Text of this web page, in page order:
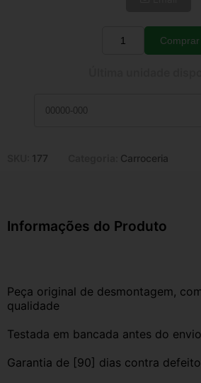
Comprar
177 Carroceria
Informações do Produto
Peça original de desmontagem,
qualidade
Testada em bancada antes do envio
Garantia de [90] dias contra